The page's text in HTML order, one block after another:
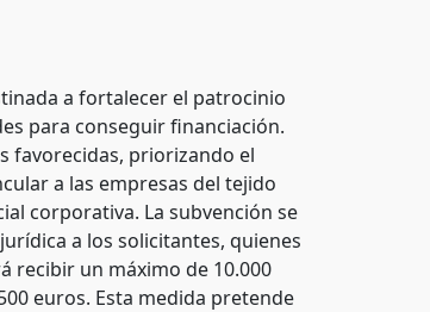
a fortalecer el patrocinio
para conseguir financiación.
favorecidas, priorizando el
a las empresas del tejido
corporativa. La subvención se
a los solicitantes, quienes
recibir un máximo de 10.000
euros. Esta medida pretende